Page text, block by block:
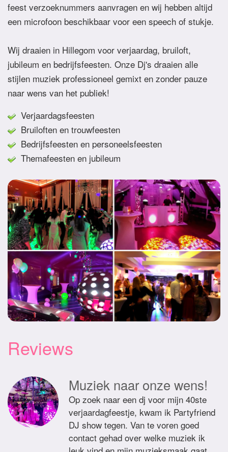
feest verzoeknummers aanvragen en wij hebben altijd
een microfoon beschikbaar voor een speech of stukje.
Wij draaien in Hillegom voor verjaardag, bruiloft,
jubileum en bedrijfsfeesten. Onze Dj's draaien alle
stijlen muziek professioneel gemixt en zonder pauze
naar wens van het publiek!
Verjaardagsfeesten
Bruiloften en trouwfeesten
Bedrijfsfeesten en personeelsfeesten
Themafeesten en jubileum
Reviews
Muziek naar onze wens!
Op zoek naar een dj voor mijn 40ste
verjaardagfeestje, kwam ik Partyfriend
DJ show tegen. Van te voren goed
contact gehad over welke muziek ik